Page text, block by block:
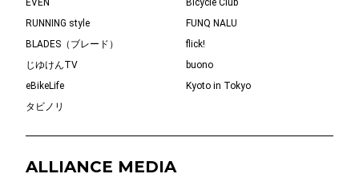
RUNNING style
FUNQ NALU
BLADES（ブレード）
flick!
じゆけんTV
buono
eBikeLife
Kyoto in Tokyo
タビノリ
ALLIANCE MEDIA